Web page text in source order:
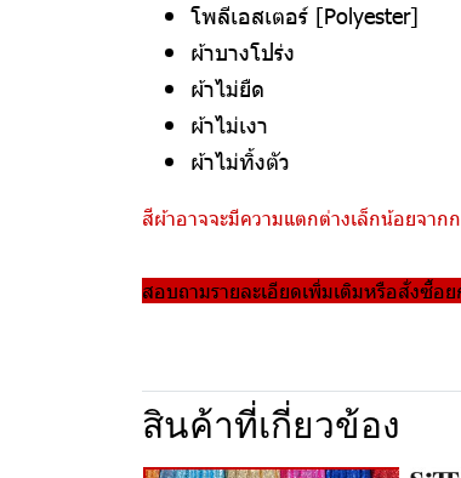
โพลีเอสเตอร์ [Polyester]
ผ้าบางโปร่ง
ผ้าไม่ยืด
ผ้าไม่เงา
ผ้าไม่ทิ้งตัว
สีผ้าอาจจะมีความแตกต่างเล็กน้อยจา
สอบถามรายละเอียดเพิ่มเติมหรือสั่งซื้
สินค้าที่เกี่ยวข้อง